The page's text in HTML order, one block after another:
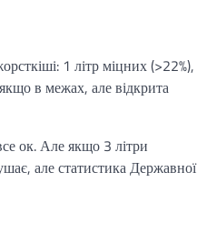
1 літр міцних (>22%),
в межах, але відкрита
ок. Але якщо 3 літри
але статистика Державної